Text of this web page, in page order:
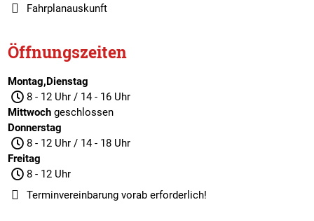
Fahrplanauskunft
Öffnungszeiten
Montag,Dienstag
8 - 12 Uhr / 14 - 16 Uhr
Mittwochgeschlossen
Donnerstag
8 - 12 Uhr / 14 - 18 Uhr
Freitag
8 - 12 Uhr
Terminvereinbarungvorab erforderlich!